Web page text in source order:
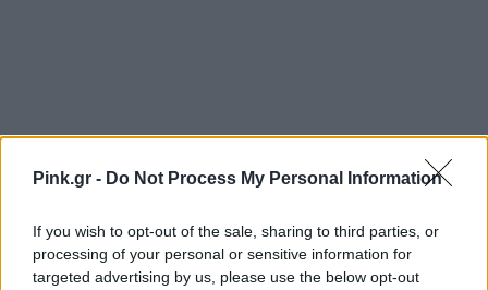
Pink.gr - Do Not Process My Personal Information
If you wish to opt-out of the sale, sharing to third parties, or
processing of your personal or sensitive information for
targeted advertising by us, please use the below opt-out